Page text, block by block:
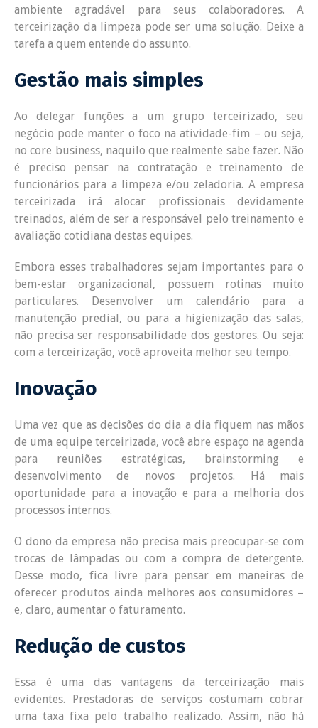
ambiente agradável para seus colaboradores. A
terceirização da limpeza pode ser uma solução. Deixe a
tarefa a quem entende do assunto.
Gestão mais simples
Ao delegar funções a um grupo terceirizado, seu
negócio pode manter o foco na atividade-fim – ou seja,
no core business, naquilo que realmente sabe fazer. Não
é preciso pensar na contratação e treinamento de
funcionários para a limpeza e/ou zeladoria. A empresa
terceirizada irá alocar profissionais devidamente
treinados, além de ser a responsável pelo treinamento e
avaliação cotidiana destas equipes.
Embora esses trabalhadores sejam importantes para o
bem-estar organizacional, possuem rotinas muito
particulares. Desenvolver um calendário para a
manutenção predial, ou para a higienização das salas,
não precisa ser responsabilidade dos gestores. Ou seja:
com a terceirização, você aproveita melhor seu tempo.
Inovação
Uma vez que as decisões do dia a dia fiquem nas mãos
de uma equipe terceirizada, você abre espaço na agenda
para reuniões estratégicas, brainstorming e
desenvolvimento de novos projetos. Há mais
oportunidade para a inovação e para a melhoria dos
processos internos.
O dono da empresa não precisa mais preocupar-se com
trocas de lâmpadas ou com a compra de detergente.
Desse modo, fica livre para pensar em maneiras de
oferecer produtos ainda melhores aos consumidores –
e, claro, aumentar o faturamento.
Redução de custos
Essa é uma das vantagens da terceirização mais
evidentes. Prestadoras de serviços costumam cobrar
uma taxa fixa pelo trabalho realizado. Assim, não há